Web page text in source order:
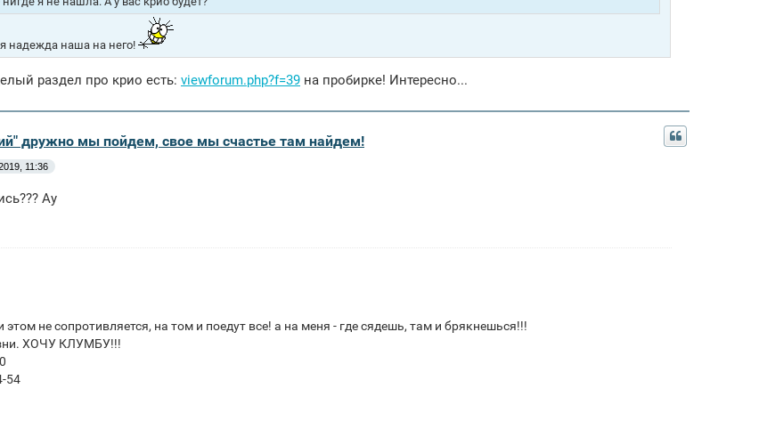
надежда наша на него!
раздел про крио есть: viewforum.php?f=39 на пробирке! Интересно...
дружно мы пойдем, свое мы счастье там найдем!
11:36
Ау
этом не сопротивляется, на том и поедут все! а на меня - где сядешь, там и брякнешься!!!
ХОЧУ КЛУМБУ!!!
54